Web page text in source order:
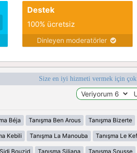
Destek
100% ücretsiz
Dinleyen moderatörler
Size en iyi hizmeti vermek için
Béja Tanışma Ben Arous Tanışma Bizerte
Kebili Tanışma La Manouba Tanışma Le Kef
Bouzid Tanışma Siliana Tanışma Sousse